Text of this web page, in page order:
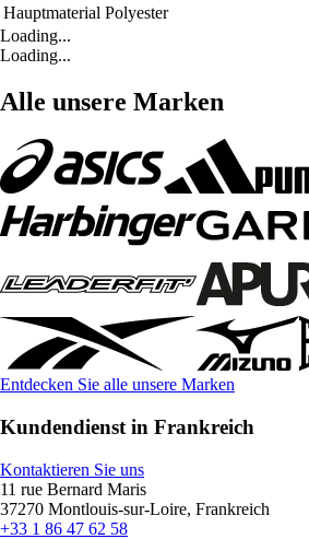
Hauptmaterial Polyester
Loading...
Loading...
Alle unsere Marken
Entdecken Sie alle unsere Marken
Kundendienst in Frankreich
Kontaktieren Sie uns
11 rue Bernard Maris
37270 Montlouis-sur-Loire, Frankreich
+33 1 86 47 62 58